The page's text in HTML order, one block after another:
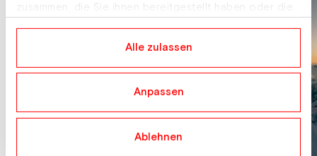
zusammen, die Sie ihnen bereitgestellt haben oder die
Alle zulassen
Anpassen
Ablehnen